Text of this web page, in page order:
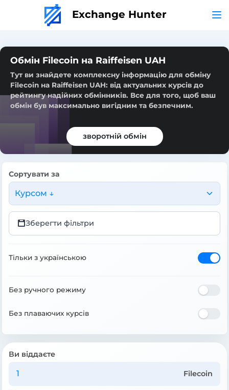
Exchange Hunter
Обмін Filecoin на Raiffeisen UAH
Тут ви знайдете комплексну інформацію для обміну
Filecoin на Raiffeisen UAH: від актуальних курсів до
рейтингу надійних обмінників. Все для того, щоб ваш
обмін був максимально вигідним та безпечним.
зворотній обмін
Сортувати за
Курсом ↓
Зберегти фільтри
Тільки з українською
Без ручного режиму
Без плаваючих курсів
Ви віддаєте
Filecoin